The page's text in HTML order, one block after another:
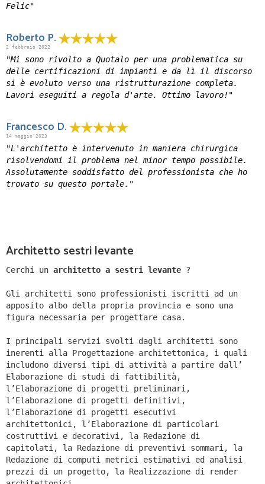
Felic"
Roberto P.
2 febbraio 2022
"Mi sono rivolto a Quotalo per una problematica su
delle certificazioni di impianti e da lì il discorso
si è evoluto verso una ristrutturazione completa.
Lavori eseguiti a regola d'arte. Ottimo lavoro!"
Francesco D.
14 maggio 2023
"L'architetto è intervenuto in maniera chirurgica
risolvendomi il problema nel minor tempo possibile.
Assolutamente soddisfatto del professionista che ho
trovato su questo portale."
Architetto sestri levante
Cerchi un architetto a sestri levante ?
Gli architetti sono professionisti iscritti ad un
apposito albo della propria provincia e sono una
figura necessaria per progettare casa.
I principali servizi svolti dagli architetti sono
inerenti alla Progettazione architettonica, i quali
includono diversi tipi di attività a partire dall’
Elaborazione di studi di fattibilità,
l’Elaborazione di progetti preliminari,
l’Elaborazione di progetti definitivi,
l’Elaborazione di progetti esecutivi
architettonici, l’Elaborazione di particolari
costruttivi e decorativi, la Redazione di
capitolati, la Redazione di preventivi sommari, la
Redazione di computi metrici estimativi ed analisi
prezzi di un progetto, la Realizzazione di render